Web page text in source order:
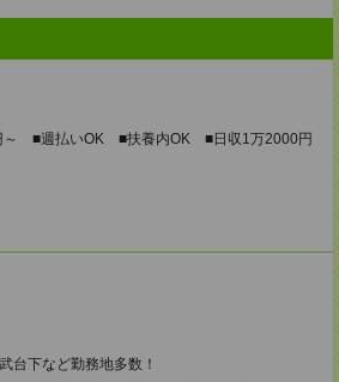
～ ■週払いOK ■扶養内OK ■日収1万2000円
台下など勤務地多数！